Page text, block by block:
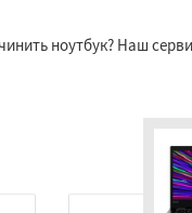
ноутбук? Наш